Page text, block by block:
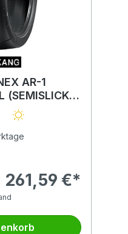
AR-1
(SEMISLICK)
261,59 €*